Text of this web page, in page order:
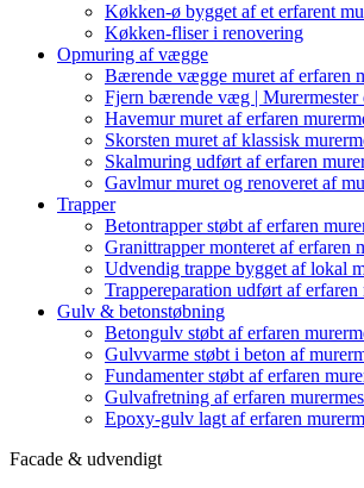
Køkken-ø bygget af et erfarent
Køkken-fliser i renovering
Opmuring af vægge
Bærende vægge muret af erfaren
Fjern bærende væg | Murermester
Havemur muret af erfaren
Skorsten muret af klassisk
Skalmuring udført af erfaren
Gavlmur muret og renoveret af
Trapper
Betontrapper støbt af erfaren
Granittrapper monteret af erfaren
Udvendig trappe bygget af lokal
Trappereparation udført af erfaren
Gulv & betonstøbning
Betongulv støbt af erfaren
Gulvvarme støbt i beton af
Fundamenter støbt af erfaren
Gulvafretning af erfaren
Epoxy-gulv lagt af erfaren
Facade & udvendigt